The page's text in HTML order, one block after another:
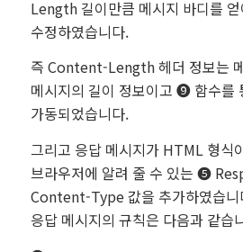
Length 길이만큼 메시지 바디를 얻
수정하였습니다.
즉 Content-Length 헤더 정보는
메시지의 길이 정보이고 ❾ 함수를
가동되었습니다.
그리고 응답 메시지가 HTML 형식
브라우저에 알려 줄 수 있는 ❺
Content-Type 값을 추가하였습니
응답 메시지의 규칙은 다음과 같습